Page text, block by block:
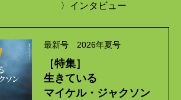
〉インタビュー
最新号 2026年夏号
［特集］
生きている
マイケル・ジャクソン